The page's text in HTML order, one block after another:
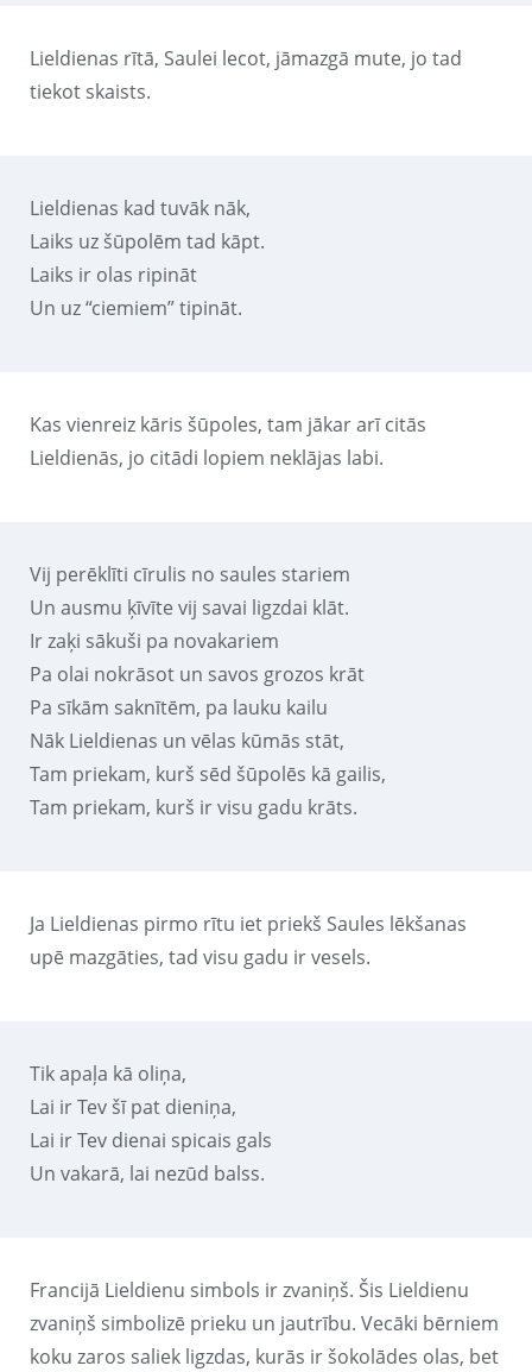
Lieldienas rītā, Saulei lecot, jāmazgā mute, jo tad
tiekot skaists.
Lieldienas kad tuvāk nāk,
Laiks uz šūpolēm tad kāpt.
Laiks ir olas ripināt
Un uz “ciemiem” tipināt.
Kas vienreiz kāris šūpoles, tam jākar arī citās
Lieldienās, jo citādi lopiem neklājas labi.
Vij perēklīti cīrulis no saules stariem
Un ausmu ķīvīte vij savai ligzdai klāt.
Ir zaķi sākuši pa novakariem
Pa olai nokrāsot un savos grozos krāt
Pa sīkām saknītēm, pa lauku kailu
Nāk Lieldienas un vēlas kūmās stāt,
Tam priekam, kurš sēd šūpolēs kā gailis,
Tam priekam, kurš ir visu gadu krāts.
Ja Lieldienas pirmo rītu iet priekš Saules lēkšanas
upē mazgāties, tad visu gadu ir vesels.
Tik apaļa kā oliņa,
Lai ir Tev šī pat dieniņa,
Lai ir Tev dienai spicais gals
Un vakarā, lai nezūd balss.
Francijā Lieldienu simbols ir zvaniņš. Šis Lieldienu
zvaniņš simbolizē prieku un jautrību. Vecāki bērniem
koku zaros saliek ligzdas, kurās ir šokolādes olas, bet